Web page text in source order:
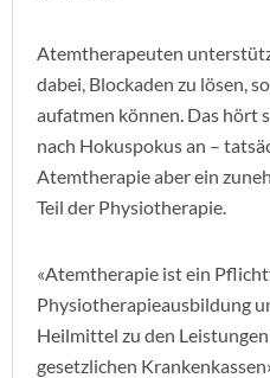
Atemtherapeuten
dabei, Blockaden zu lösen,
aufatmen können. Das hört
nach Hokuspokus an –
Atemtherapie aber ein
Teil der Physiotherapie.
«Atemtherapie ist ein
Physiotherapieausbildung
Heilmittel zu den
gesetzlichen